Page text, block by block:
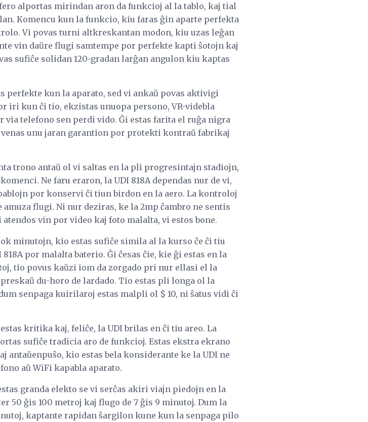
alportas mirindan aron da funkcioj al la tablo, kaj tial
Komencu kun la funkcio, kiu faras ĝin aparte perfekta
Vi povas turni altkreskantan modon, kiu uzas leĝan
vin daŭre flugi samtempe por perfekte kapti ŝotojn kaj
sufiĉe solidan 120-gradan larĝan angulon kiu kaptas
kun la aparato, sed vi ankaŭ povas aktivigi
iri kun ĉi tio, ekzistas unuopa persono, VR-videbla
telefono sen perdi vido. Ĝi estas farita el ruĝa nigra
unu jaran garantion por protekti kontraŭ fabrikaj
trono antaŭ ol vi saltas en la pli progresintajn stadiojn,
Ne faru eraron, la UDI 818A dependas nur de vi,
por konservi ĉi tiun birdon en la aero. La kontroloj
flugi. Ni nur deziras, ke la 2mp ĉambro ne sentis
vin por video kaj foto malalta, vi estos bone.
minutojn, kio estas sufiĉe simila al la kurso ĉe ĉi tiu
por malalta baterio. Ĝi ĉesas ĉie, kie ĝi estas en la
tio povus kaŭzi iom da zorgado pri nur ellasi el la
du-horo de lardado. Tio estas pli longa ol la
senpaga kuirilaroj estas malpli ol $ 10, ni ŝatus vidi ĉi
kritika kaj, feliĉe, la UDI brilas en ĉi tiu areo. La
sufiĉe tradicia aro de funkcioj. Estas ekstra ekrano
kio estas bela konsiderante ke la UDI ne
aŭ WiFi kapabla aparato.
granda elekto se vi serĉas akiri viajn piedojn en la
50 ĝis 100 metroj kaj flugo de 7 ĝis 9 minutoj. Dum la
kaptante rapidan ŝargilon kune kun la senpaga pilo